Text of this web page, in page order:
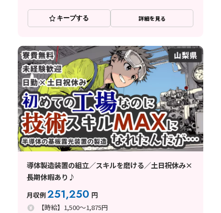
キープする 詳細を見る
導体製造装置の組立／スキルを磨ける／土日祝休み×
長期休暇あり♪
月収例251,250 円
【時給】1,500～1,875円